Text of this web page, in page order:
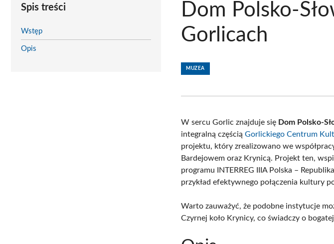
Spis treści
Wstęp
Opis
Dom Polsko-
Gorlicach
MUZEA
W sercu Gorlic znajduje się Dom Polsko-
integralną częściąGorlickiego Centrum
projektu, który zrealizowano we
Bardejowem oraz Krynicą. Projekt ten,
programu INTERREG IIIA Polska –
przykład efektywnego połączenia kultury
Warto zauważyć, że podobne instytucje
Czyrnej koło Krynicy, co świadczy o